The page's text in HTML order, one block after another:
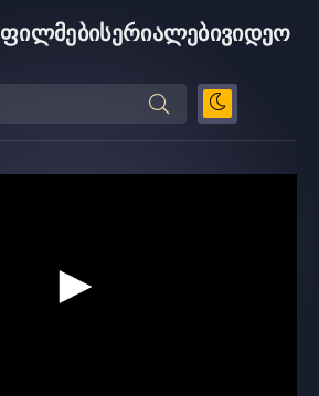
ფილმებისერიალებივიდეო